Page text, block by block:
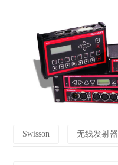
Swisson 无线发射器